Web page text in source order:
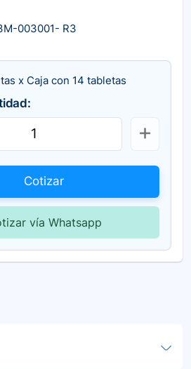
003001- R3
x Caja con 14 tabletas
Cotizar
vía Whatsapp